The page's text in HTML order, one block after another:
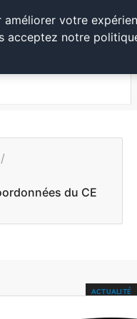
du CE
ACTUALITÉ
votre
acceptez notre